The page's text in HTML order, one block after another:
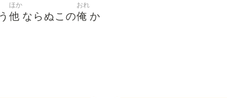
他
ほか
ならぬこの俺
おれ
か